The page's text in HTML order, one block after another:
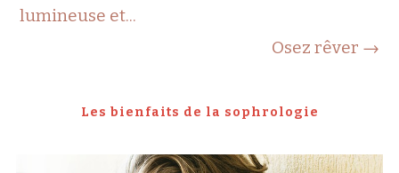
lumineuse et...
Osez rêver →
Les bienfaits de la sophrologie